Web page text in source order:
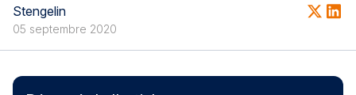
Notre cabinet
Stengelin
05 septembre 2020